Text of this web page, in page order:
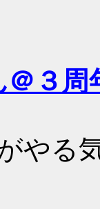
３周
やる